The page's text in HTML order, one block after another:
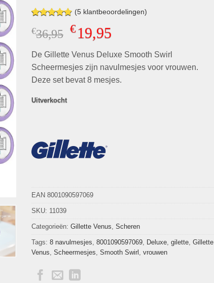
Gewaardeerd
4.80op 5
gebaseerd
waarderingen
(5klantbeoordelingen)
€36,95 Oorspronkelijke
was:
€36,95.
€19,95Huidige
is:
€19,95.
De Gillette Venus Deluxe Smooth Swirl
Scheermesjes zijn navulmesjes voor vrouwen.
Deze set bevat 8 mesjes.
Uitverkocht
EAN 8001090597069
SKU: 11039
Categorieën: Gillette Venus, Scheren
Tags: 8 navulmesjes, 8001090597069, Deluxe, gilette, Gillette
Venus, Scheermesjes, Smooth Swirl , vrouwen